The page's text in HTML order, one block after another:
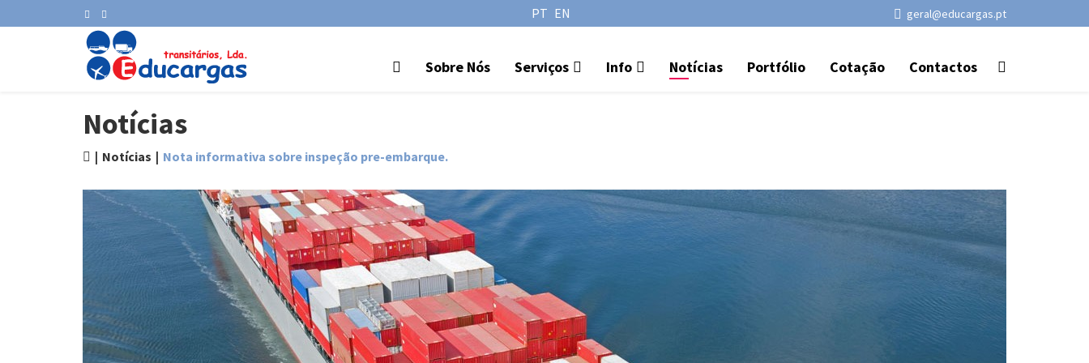
PT EN geral@educargas.pt
Sobre Nós Serviços Info Notícias Portfólio Cotação Contactos
Notícias
Notícias Nota informativa sobre inspeção pre-embarque.